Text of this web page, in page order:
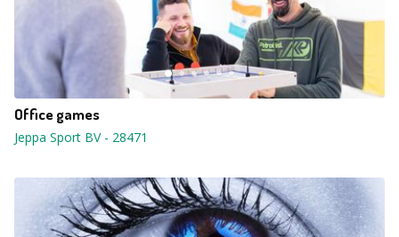
Office games
Jeppa Sport BV- 28471